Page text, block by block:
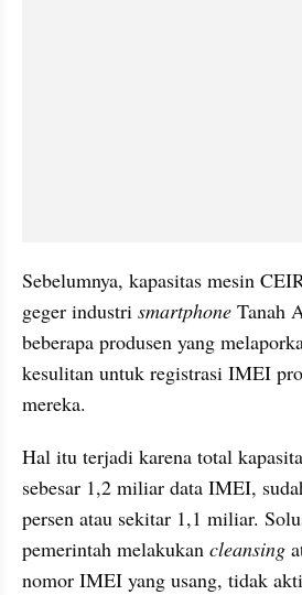
Sebelumnya, kapasitas mesin
geger industri smartphone Tanah
beberapa produsen yang
kesulitan untuk registrasi IMEI
mereka.
Hal itu terjadi karena total
sebesar 1,2 miliar data IMEI,
persen atau sekitar 1,1 miliar.
pemerintah melakukan cleansing
nomor IMEI yang usang, tidak